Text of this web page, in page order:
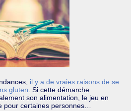
il y a de vraies raisons de se
gluten Si cette démarche
son alimentation, le jeu en
pour certaines personnes…